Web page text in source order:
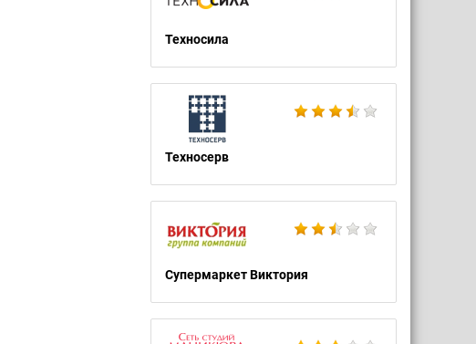
Техносила
Техносерв
Супермаркет Виктория